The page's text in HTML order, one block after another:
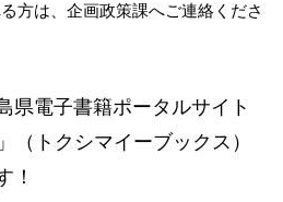
方は、企画政策課へご連絡くださ
県電子書籍ポータルサイト
（トクシマイーブックス）
！